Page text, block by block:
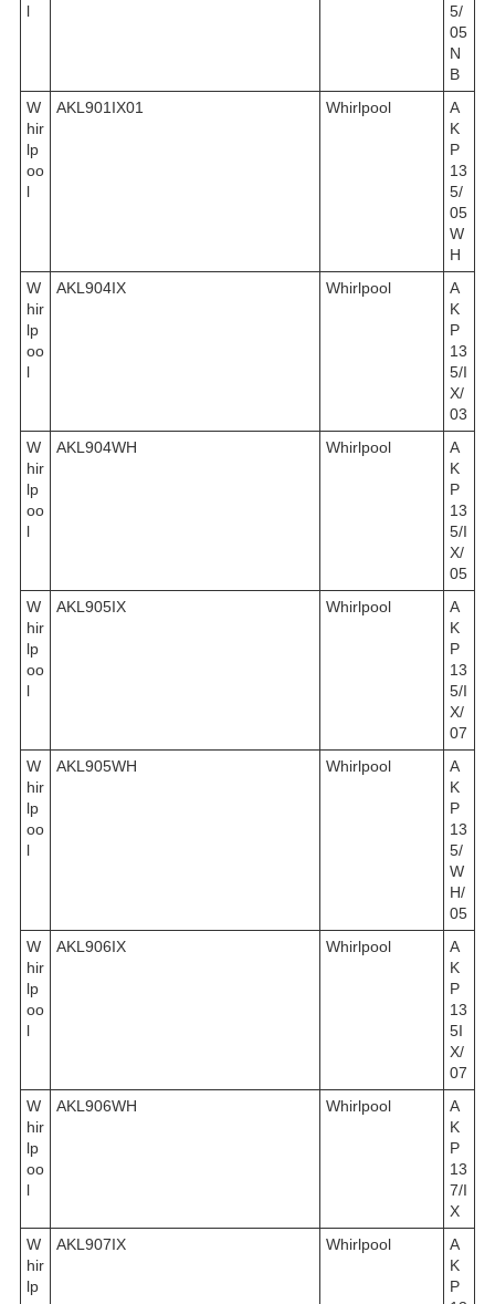
l
5/
05
N
B
W
hir
lp
oo
l
AKL901IX01 Whirlpool
A
K
P
13
5/
05
W
H
W
hir
lp
oo
l
AKL904IX Whirlpool
A
K
P
13
5/I
X/
03
W
hir
lp
oo
l
AKL904WH Whirlpool
A
K
P
13
5/I
X/
05
W
hir
lp
oo
l
AKL905IX Whirlpool
A
K
P
13
5/I
X/
07
W
hir
lp
oo
l
AKL905WH Whirlpool
A
K
P
13
5/
W
H/
05
W
hir
lp
oo
l
AKL906IX Whirlpool
A
K
P
13
5I
X/
07
W
hir
lp
oo
l
AKL906WH Whirlpool
A
K
P
13
7/I
X
W
hir
lp
AKL907IX Whirlpool
A
K
P